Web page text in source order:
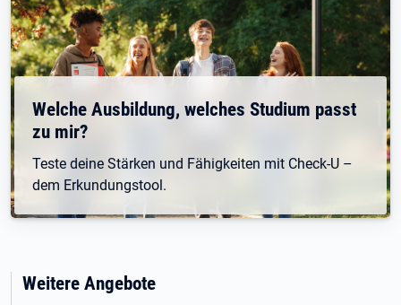
Welche Ausbildung, welches Studium passt
zu mir?
Teste deine Stärken und Fähigkeiten mit Check-U –
dem Erkundungstool.
Weitere Angebote